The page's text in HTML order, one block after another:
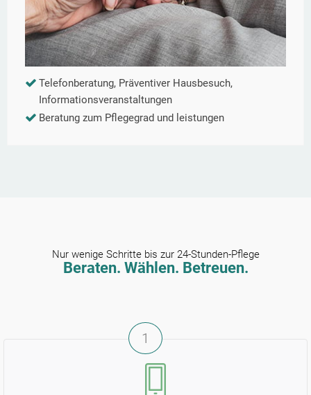
Telefonberatung, Präventiver Hausbesuch,
Informationsveranstaltungen
Beratung zum Pflegegrad und leistungen
Nur wenige Schritte bis zur 24-Stunden-Pflege
Beraten. Wählen. Betreuen.
1